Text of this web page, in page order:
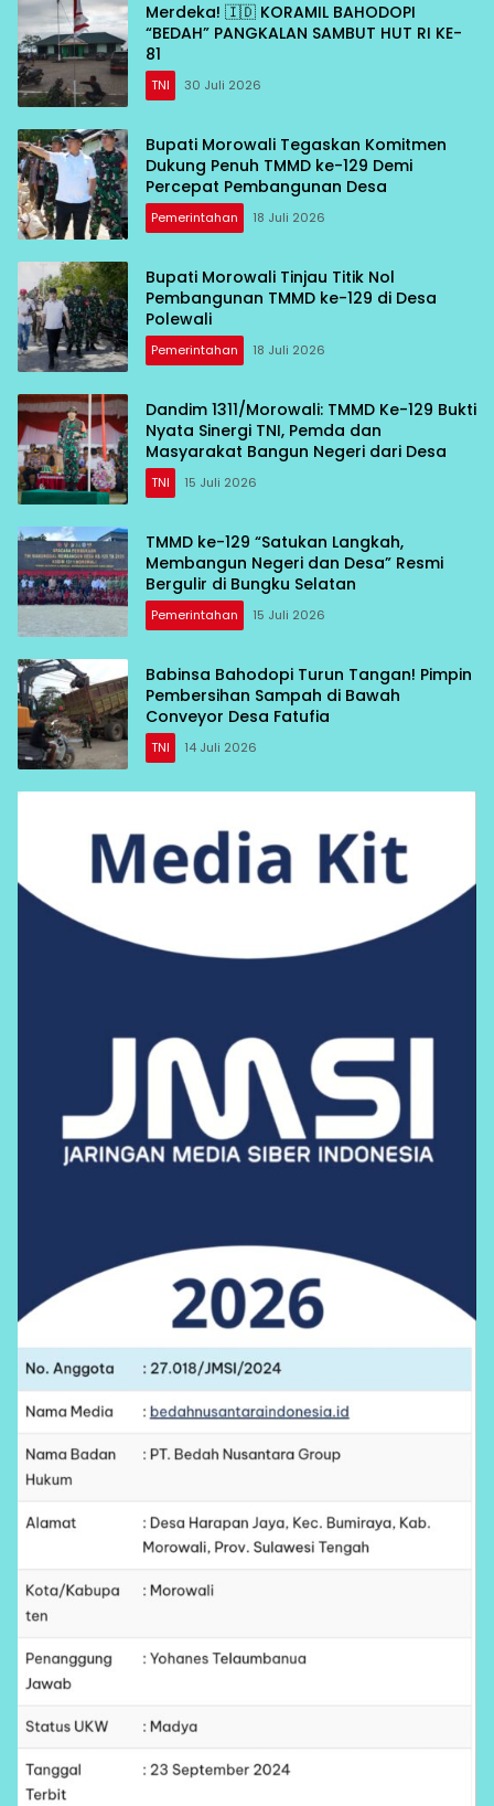
Merdeka! 🇮🇩 KORAMIL BAHODOPI
“BEDAH” PANGKALAN SAMBUT HUT RI KE-
81
TNI 30 Juli 2026
Bupati Morowali Tegaskan Komitmen
Dukung Penuh TMMD ke-129 Demi
Percepat Pembangunan Desa
Pemerintahan 18 Juli 2026
Bupati Morowali Tinjau Titik Nol
Pembangunan TMMD ke-129 di Desa
Polewali
Pemerintahan 18 Juli 2026
Dandim 1311/Morowali: TMMD Ke-129 Bukti
Nyata Sinergi TNI, Pemda dan
Masyarakat Bangun Negeri dari Desa
TNI 15 Juli 2026
TMMD ke-129 “Satukan Langkah,
Membangun Negeri dan Desa” Resmi
Bergulir di Bungku Selatan
Pemerintahan 15 Juli 2026
Babinsa Bahodopi Turun Tangan! Pimpin
Pembersihan Sampah di Bawah
Conveyor Desa Fatufia
TNI 14 Juli 2026